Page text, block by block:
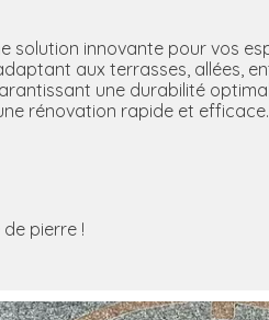
solution innovante pour vos
aux terrasses, allées,
une durabilité
rénovation rapide et efficace.
pierre !